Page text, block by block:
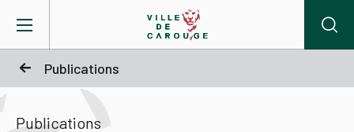
Publications
Publications